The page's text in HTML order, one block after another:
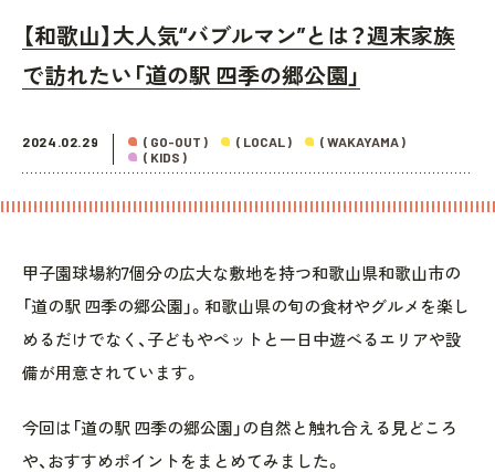
【和歌山】大人気“バブルマン”とは？週末家族
で訪れたい「道の駅 四季の郷公園」
2024.02.29 ( GO-OUT ) ( LOCAL )
( WAKAYAMA )
( KIDS )
甲子園球場約7個分の広大な敷地を持つ和歌山県和歌山市の
「道の駅 四季の郷公園」。和歌山県の旬の食材やグルメを楽し
めるだけでなく、子どもやペットと一日中遊べるエリアや設
備が用意されています。
今回は「道の駅 四季の郷公園」の自然と触れ合える見どころ
や、おすすめポイントをまとめてみました。